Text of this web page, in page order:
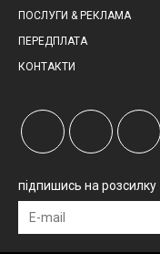
ПОСЛУГИ & РЕКЛАМА
ПЕРЕДПЛАТА
КОНТАКТИ
підпишись на розсилку